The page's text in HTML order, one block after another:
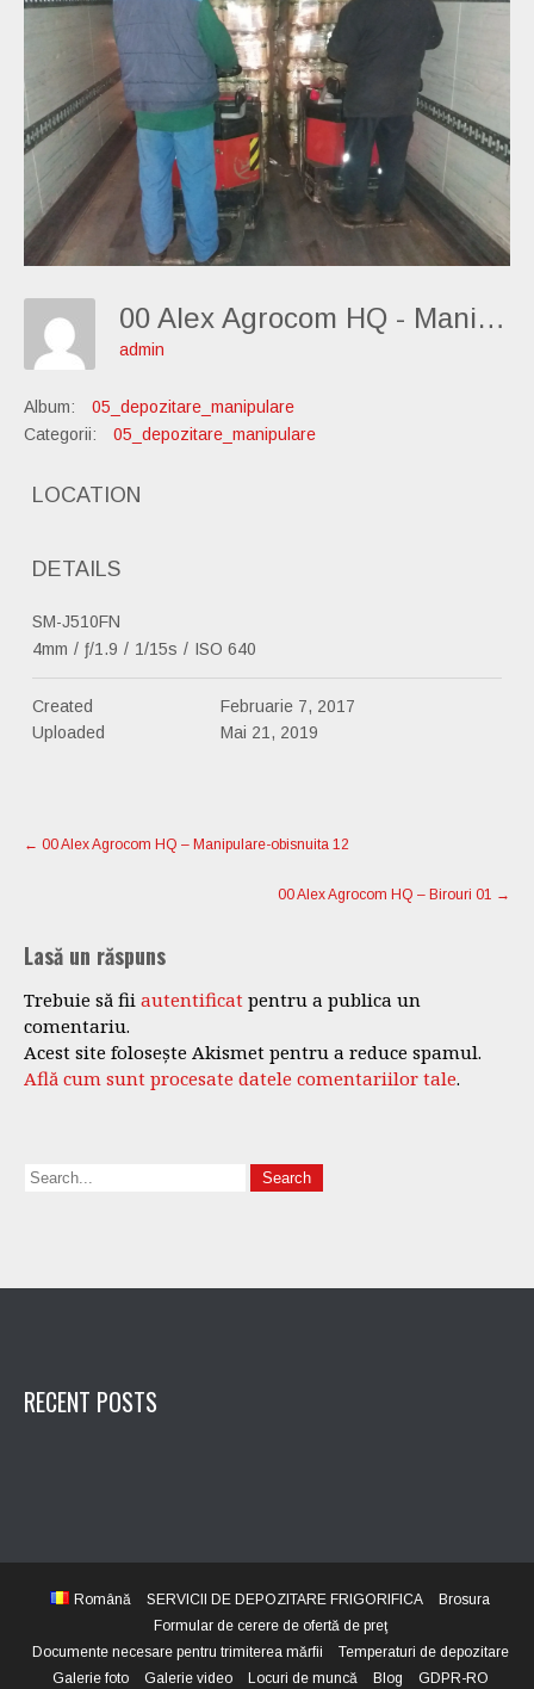
00 Alex Agrocom HQ - Manipulare-Obisnuita 14
admin
Album:
05_depozitare_manipulare
Categorii:
05_depozitare_manipulare
LOCATION
DETAILS
SM-J510FN
4mm / ƒ/1.9 / 1/15s / ISO 640
Created
Februarie 7, 2017
Uploaded
Mai 21, 2019
Post
navigation
← 00 Alex Agrocom HQ – Manipulare-obisnuita 12
00 Alex Agrocom HQ – Birouri 01 →
Lasă un răspuns
Trebuie să fii autentificat pentru a publica un
comentariu.
Acest site folosește Akismet pentru a reduce spamul.
Află cum sunt procesate datele comentariilor tale.
RECENT POSTS
Română SERVICII DE DEPOZITARE FRIGORIFICA
Brosura
Formular de cerere de ofertă de preţ
Documente necesare pentru trimiterea mărfii
Temperaturi de depozitare
Galerie foto
Galerie video Locuri de muncă Blog GDPR-RO